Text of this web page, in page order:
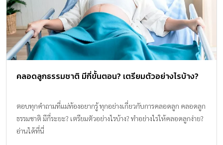
คลอดลูกธรรมชาติ มีกี่ขั้นตอน? เตรียมตัวอย่างไรบ้าง?
ตอบทุกคำถามที่แม่ท้องอยากรู้ ทุกอย่างเกี่ยวกับการคลอดลูก คลอดลูก
ธรรมชาติ มีกี่ระยะ? เตรียมตัวอย่างไรบ้าง? ทำอย่างไรให้คลอดลูกง่าย?
อ่านได้ที่นี่